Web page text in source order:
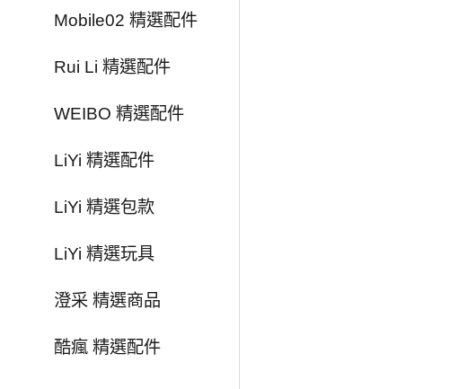
Mobile02 精選配件
Rui Li 精選配件
WEIBO 精選配件
LiYi 精選配件
LiYi 精選包款
LiYi 精選玩具
澄采 精選商品
酷瘋 精選配件